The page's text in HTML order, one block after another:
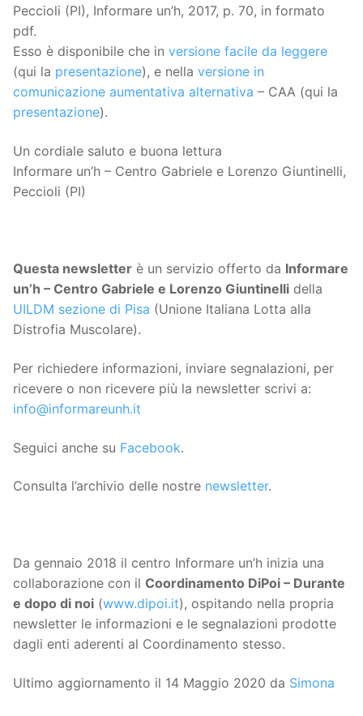
Peccioli (PI), Informare un’h, 2017, p. 70, in formato
pdf.
Esso è disponibile che in versione facile da leggere
(qui la presentazione), e nella versione in
comunicazione aumentativa alternativa – CAA (qui la
presentazione).
Un cordiale saluto e buona lettura
Informare un’h – Centro Gabriele e Lorenzo Giuntinelli,
Peccioli (PI)
Questa newsletter è un servizio offerto da Informare
un’h – Centro Gabriele e Lorenzo Giuntinelli della
UILDM sezione di Pisa (Unione Italiana Lotta alla
Distrofia Muscolare).
Per richiedere informazioni, inviare segnalazioni, per
ricevere o non ricevere più la newsletter scrivi a:
info@informareunh.it
Seguici anche su Facebook.
Consulta l’archivio delle nostre newsletter.
Da gennaio 2018 il centro Informare un’h inizia una
collaborazione con il Coordinamento DiPoi – Durante
e dopo di noi (www.dipoi.it), ospitando nella propria
newsletter le informazioni e le segnalazioni prodotte
dagli enti aderenti al Coordinamento stesso.
Ultimo aggiornamento il 14 Maggio 2020 da Simona